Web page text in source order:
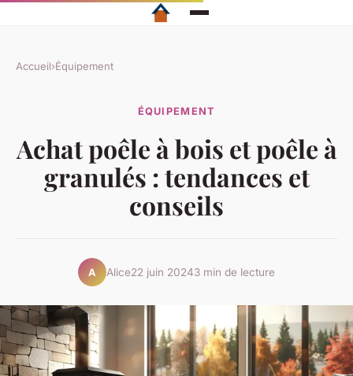
Accueil›Équipement
ÉQUIPEMENT
Achat poêle à bois et poêle à
granulés : tendances et
conseils
A Alice22 juin 20243 min de lecture